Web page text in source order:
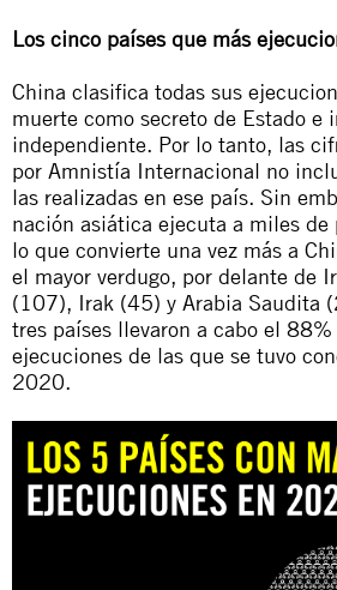
Los cinco países que más
China clasifica todas sus
muerte como secreto de Estado
independiente. Por lo tanto, las
por Amnistía Internacional no
las realizadas en ese país. Sin
nación asiática ejecuta a miles de
lo que convierte una vez más a
el mayor verdugo, por delante de
(107), Irak (45) y Arabia Saudita
tres países llevaron a cabo el
ejecuciones de las que se tuvo
2020.